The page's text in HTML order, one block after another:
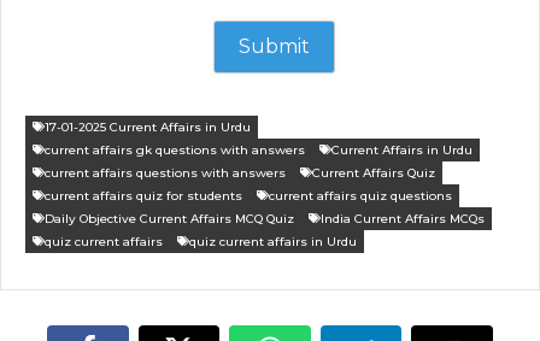
17-01-2025 Current Affairs in Urdu
current affairs gk questions with answers
Current Affairs in Urdu
current affairs questions with answers
Current Affairs Quiz
current affairs quiz for students
current affairs quiz questions
Daily Objective Current Affairs MCQ Quiz
India Current Affairs MCQs
quiz current affairs
quiz current affairs in Urdu